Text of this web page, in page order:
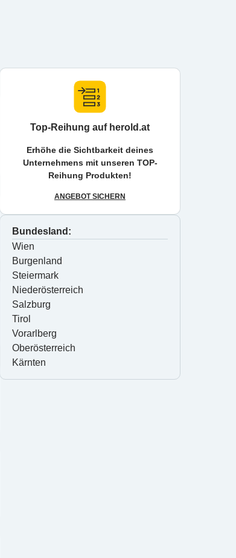
Top-Reihung auf herold.at
Erhöhe die Sichtbarkeit deines
Unternehmens mit unseren TOP-
Reihung Produkten!
ANGEBOT SICHERN
Bundesland:
Wien
Burgenland
Steiermark
Niederösterreich
Salzburg
Tirol
Vorarlberg
Oberösterreich
Kärnten